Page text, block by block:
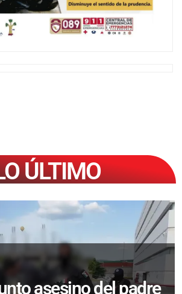
ÚLTIMO
asesino del padre